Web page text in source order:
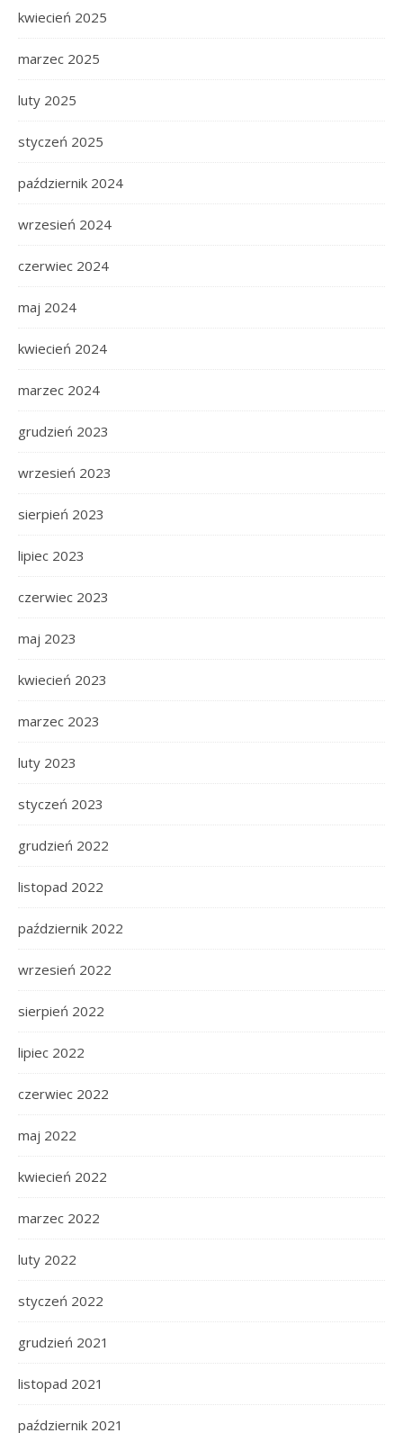
kwiecień 2025
marzec 2025
luty 2025
styczeń 2025
październik 2024
wrzesień 2024
czerwiec 2024
maj 2024
kwiecień 2024
marzec 2024
grudzień 2023
wrzesień 2023
sierpień 2023
lipiec 2023
czerwiec 2023
maj 2023
kwiecień 2023
marzec 2023
luty 2023
styczeń 2023
grudzień 2022
listopad 2022
październik 2022
wrzesień 2022
sierpień 2022
lipiec 2022
czerwiec 2022
maj 2022
kwiecień 2022
marzec 2022
luty 2022
styczeń 2022
grudzień 2021
listopad 2021
październik 2021